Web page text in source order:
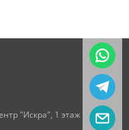
"Искра", 1 этаж